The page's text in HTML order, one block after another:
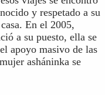
y respetado a su
En el 2005,
a su puesto, ella se
apoyo masivo de las
asháninka se